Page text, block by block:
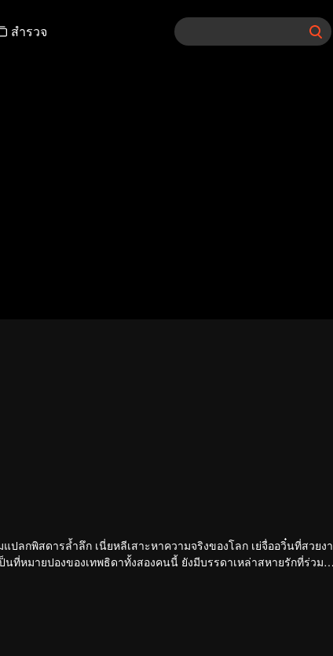
สำรวจ
ปลกพิสดารล้ำลึก เนี่ยหลีเสาะหาความจริงของโลก เย่จื่ออวิ๋นที่สวยง
ที่หมายปองของเทพธิดาทั้งสองคนนี้ ยังมีบรรดาเหล่าสหายรักที่ร่วม
สู่ระดับสูงสุดแห่งวิถียุทธ์ ข้าเนี่ยหลี จะต้องกลายเป็นผู้ฝึกจิตอสูรที่ยิ่ง